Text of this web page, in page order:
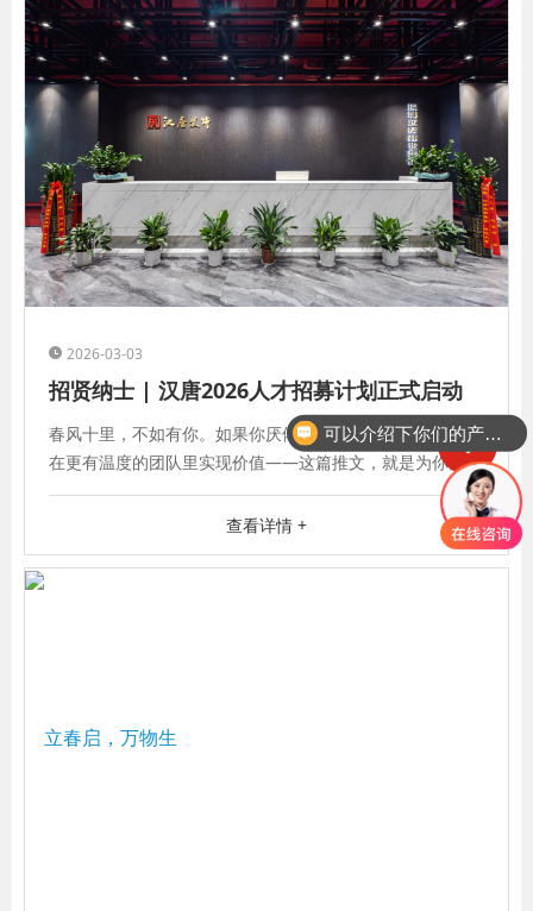
2026-03-03
招贤纳士 | 汉唐2026人才招募计划正式启动
春风十里，不如有你。如果你厌倦了千篇一律的工作，渴望
在更有温度的团队里实现价值——这篇推文，就是为你而
写。深圳汉唐建设集团，成立于
查看详情 +
可以介绍下你们的产品么